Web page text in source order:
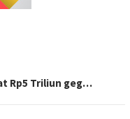
Rp5 Triliun geg…